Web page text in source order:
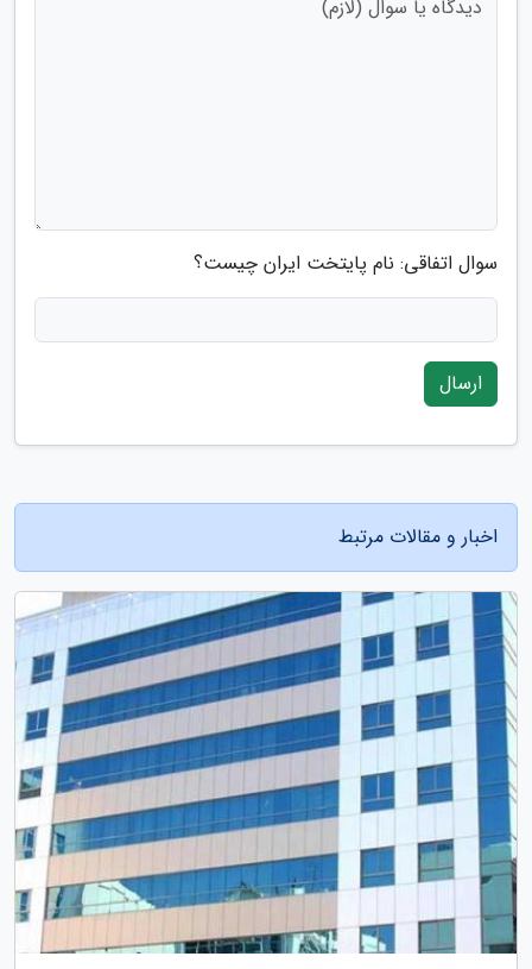
سوال اتفاقی: نام پایتخت ایران چیست؟
ارسال
اخبار و مقالات مرتبط